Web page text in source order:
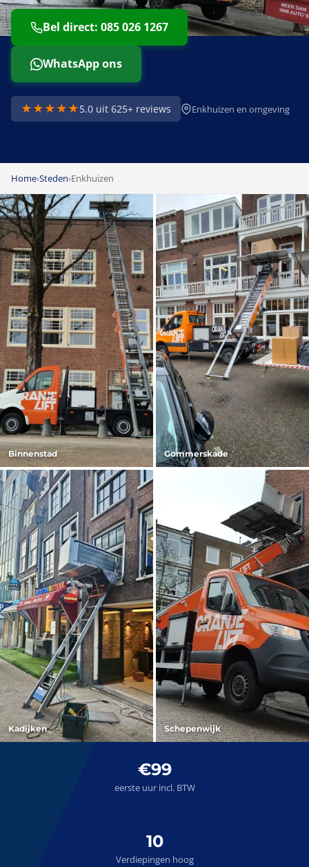
Bel direct: 085 026 1267
WhatsApp ons
★★★★★5.0 uit 625+ reviews Enkhuizen en omgeving
Home›Steden›Enkhuizen
Binnenstad Gommerskade
Kadijken Schepenwijk
€99
eerste uur incl. BTW
10
Verdiepingen hoog